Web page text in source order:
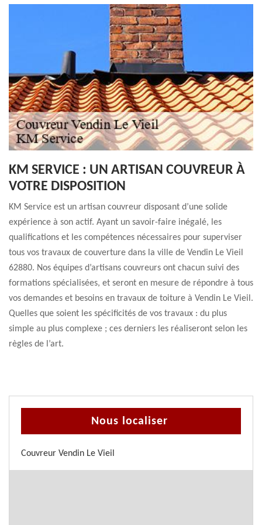
KM SERVICE : UN ARTISAN COUVREUR À
VOTRE DISPOSITION
KM Service est un artisan couvreur disposant d’une solide
expérience à son actif. Ayant un savoir-faire inégalé, les
qualifications et les compétences nécessaires pour superviser
tous vos travaux de couverture dans la ville de Vendin Le Vieil
62880. Nos équipes d’artisans couvreurs ont chacun suivi des
formations spécialisées, et seront en mesure de répondre à tous
vos demandes et besoins en travaux de toiture à Vendin Le Vieil.
Quelles que soient les spécificités de vos travaux : du plus
simple au plus complexe ; ces derniers les réaliseront selon les
règles de l’art.
Nous localiser
Couvreur Vendin Le Vieil